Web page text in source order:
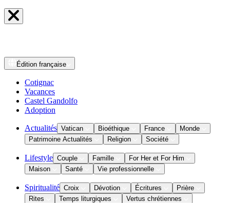
Édition française
Cotignac
Vacances
Castel Gandolfo
Adoption
Actualités Vatican Bioéthique France
Monde
Patrimoine Actualités
Religion Société
Lifestyle Couple Famille
For Her et For Him
Maison
Santé Vie professionnelle
Spiritualité Croix Dévotion Écritures
Prière
Rites
Temps liturgiques Vertus chrétiennes